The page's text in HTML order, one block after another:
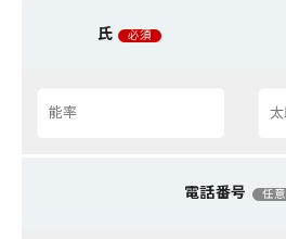
氏 必須
電話番号 任意